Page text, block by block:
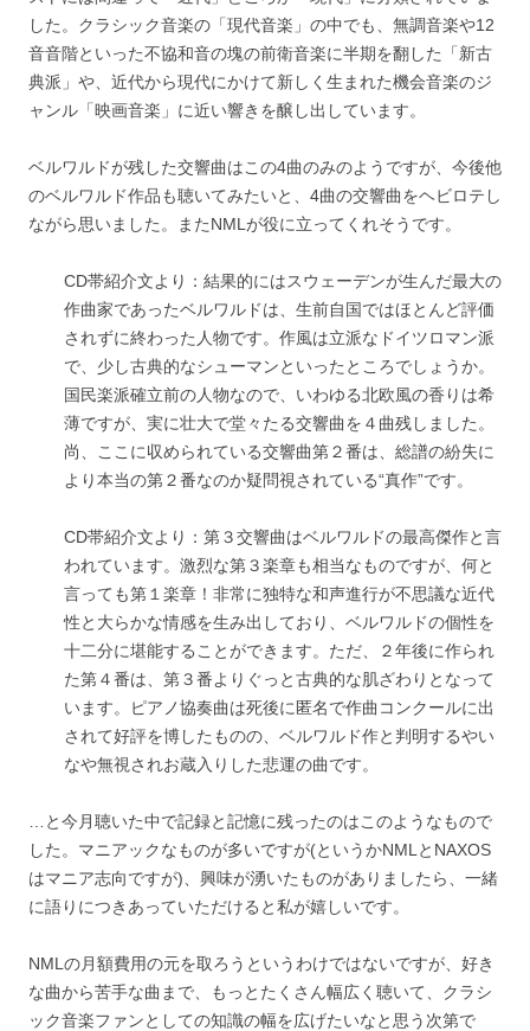
した。クラシック音楽の「現代音楽」の中でも、無調音楽や12
音音階といった不協和音の塊の前衛音楽に半期を翻した「新古
典派」や、近代から現代にかけて新しく生まれた機会音楽のジ
ャンル「映画音楽」に近い響きを醸し出しています。
ベルワルドが残した交響曲はこの4曲のみのようですが、今後他
のベルワルド作品も聴いてみたいと、4曲の交響曲をヘビロテし
ながら思いました。またNMLが役に立ってくれそうです。
CD帯紹介文より：結果的にはスウェーデンが生んだ最大の
作曲家であったベルワルドは、生前自国ではほとんど評価
されずに終わった人物です。作風は立派なドイツロマン派
で、少し古典的なシューマンといったところでしょうか。
国民楽派確立前の人物なので、いわゆる北欧風の香りは希
薄ですが、実に壮大で堂々たる交響曲を４曲残しました。
尚、ここに収められている交響曲第２番は、総譜の紛失に
より本当の第２番なのか疑問視されている“真作”です。
CD帯紹介文より：第３交響曲はベルワルドの最高傑作と言
われています。激烈な第３楽章も相当なものですが、何と
言っても第１楽章！非常に独特な和声進行が不思議な近代
性と大らかな情感を生み出しており、ベルワルドの個性を
十二分に堪能することができます。ただ、２年後に作られ
た第４番は、第３番よりぐっと古典的な肌ざわりとなって
います。ピアノ協奏曲は死後に匿名で作曲コンクールに出
されて好評を博したものの、ベルワルド作と判明するやい
なや無視されお蔵入りした悲運の曲です。
…と今月聴いた中で記録と記憶に残ったのはこのようなもので
した。マニアックなものが多いですが(というかNMLとNAXOS
はマニア志向ですが)、興味が湧いたものがありましたら、一緒
に語りにつきあっていただけると私が嬉しいです。
NMLの月額費用の元を取ろうというわけではないですが、好き
な曲から苦手な曲まで、もっとたくさん幅広く聴いて、クラシ
ック音楽ファンとしての知識の幅を広げたいなと思う次第で